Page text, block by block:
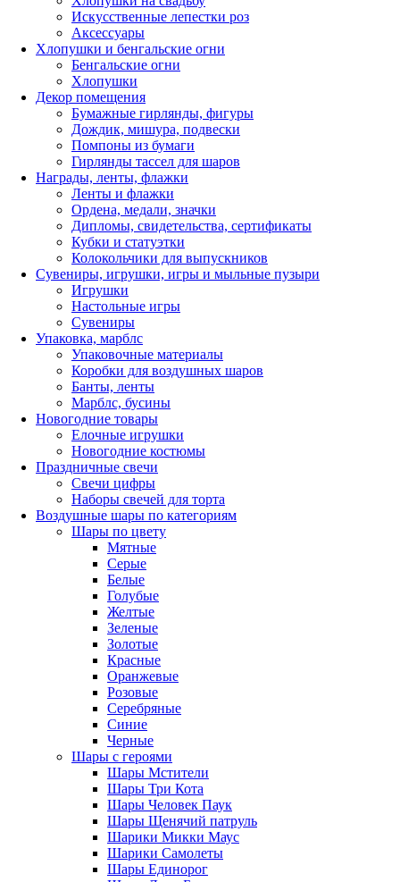
Искусственные лепестки роз
Аксессуары
Хлопушки и бенгальские огни
Бенгальские огни
Хлопушки
Декор помещения
Бумажные гирлянды, фигуры
Дождик, мишура, подвески
Помпоны из бумаги
Гирлянды тассел для шаров
Награды, ленты, флажки
Ленты и флажки
Ордена, медали, значки
Дипломы, свидетельства, сертификаты
Кубки и статуэтки
Колокольчики для выпускников
Сувениры, игрушки, игры и мыльные пузыри
Игрушки
Настольные игры
Сувениры
Упаковка, марблс
Упаковочные материалы
Коробки для воздушных шаров
Банты, ленты
Марблс, бусины
Новогодние товары
Елочные игрушки
Новогодние костюмы
Праздничные свечи
Свечи цифры
Наборы свечей для торта
Воздушные шары по категориям
Шары по цвету
Мятные
Серые
Белые
Голубые
Желтые
Зеленые
Золотые
Красные
Оранжевые
Розовые
Серебряные
Синие
Черные
Шары с героями
Шары Мстители
Шары Три Кота
Шары Человек Паук
Шары Щенячий патруль
Шарики Микки Маус
Шарики Самолеты
Шары Единорог